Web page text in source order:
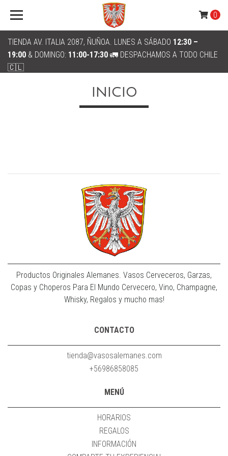
TIENDA AV. ITALIA 2087, ÑUÑOA. LUNES A SÁBADO 12:30 –
19:00 & DOMINGO: 11:00-17:30 🚛 DESPACHAMOS A TODO CHILE
🇨🇱
0
INICIO
Productos Originales Alemanes. Vasos Cerveceros, Garzas,
Copas y Choperos Para El Mundo Cervecero, Vino, Champagne,
Whisky, Regalos y mucho mas!
CONTACTO
tienda@vasosalemanes.com
+56986858085
MENÚ
HORARIOS
REGALOS
INFORMACIÓN